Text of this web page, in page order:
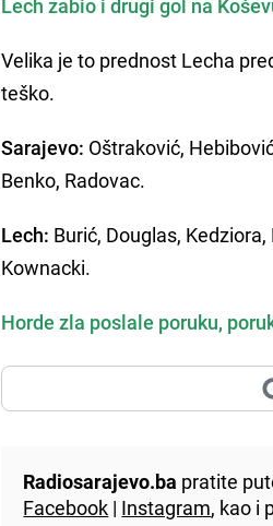
Velika je to prednost Lecha
teško.
Sarajevo: Oštraković,
Benko, Radovac.
Lech: Burić, Douglas,
Kownacki.
Horde zla poslale poruku,
Radiosarajevo.ba pratite
Facebook | Instagram, kao i